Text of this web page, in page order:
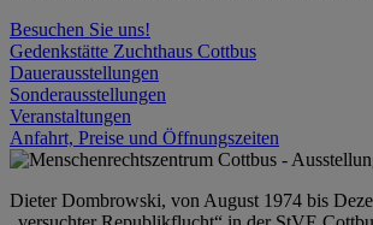
Besuchen Sie uns!
Gedenkstätte Zuchthaus Cottbus
Dauerausstellungen
Sonderausstellungen
Veranstaltungen
Anfahrt, Preise und Öffnungszeiten
Dieter Dombrowski, von August 1974 bis